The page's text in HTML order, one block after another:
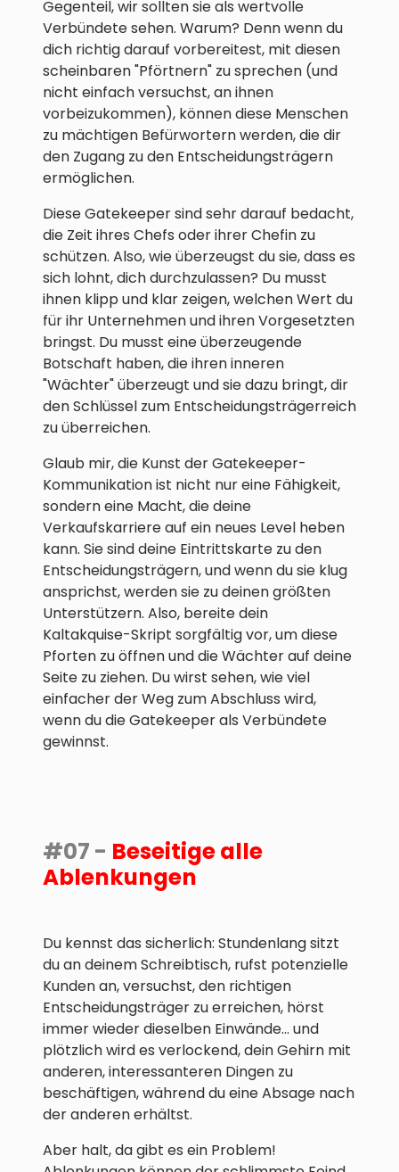
Gegenteil, wir sollten sie als wertvolle
Verbündete sehen. Warum? Denn wenn du
dich richtig darauf vorbereitest, mit diesen
scheinbaren "Pförtnern" zu sprechen (und
nicht einfach versuchst, an ihnen
vorbeizukommen), können diese Menschen
zu mächtigen Befürwortern werden, die dir
den Zugang zu den Entscheidungsträgern
ermöglichen.
Diese Gatekeeper sind sehr darauf bedacht,
die Zeit ihres Chefs oder ihrer Chefin zu
schützen. Also, wie überzeugst du sie, dass es
sich lohnt, dich durchzulassen? Du musst
ihnen klipp und klar zeigen, welchen Wert du
für ihr Unternehmen und ihren Vorgesetzten
bringst. Du musst eine überzeugende
Botschaft haben, die ihren inneren
"Wächter" überzeugt und sie dazu bringt, dir
den Schlüssel zum Entscheidungsträgerreich
zu überreichen.
Glaub mir, die Kunst der Gatekeeper-
Kommunikation ist nicht nur eine Fähigkeit,
sondern eine Macht, die deine
Verkaufskarriere auf ein neues Level heben
kann. Sie sind deine Eintrittskarte zu den
Entscheidungsträgern, und wenn du sie klug
ansprichst, werden sie zu deinen größten
Unterstützern. Also, bereite dein
Kaltakquise-Skript sorgfältig vor, um diese
Pforten zu öffnen und die Wächter auf deine
Seite zu ziehen. Du wirst sehen, wie viel
einfacher der Weg zum Abschluss wird,
wenn du die Gatekeeper als Verbündete
gewinnst.
#07 - Beseitige alle
Ablenkungen
Du kennst das sicherlich: Stundenlang sitzt
du an deinem Schreibtisch, rufst potenzielle
Kunden an, versuchst, den richtigen
Entscheidungsträger zu erreichen, hörst
immer wieder dieselben Einwände... und
plötzlich wird es verlockend, dein Gehirn mit
anderen, interessanteren Dingen zu
beschäftigen, während du eine Absage nach
der anderen erhältst.
Aber halt, da gibt es ein Problem!